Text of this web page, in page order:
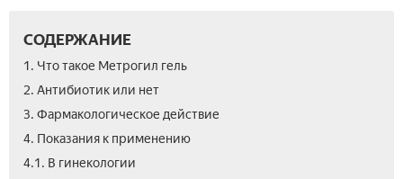
СОДЕРЖАНИЕ
1. Что такое Метрогил гель
2. Антибиотик или нет
3. Фармакологическое действие
4. Показания к применению
4.1. В гинекологии